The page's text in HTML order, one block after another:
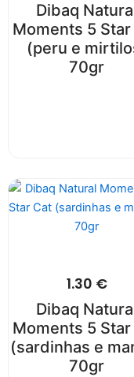
Dibaq
Moments 5 Star
(peru e
70gr
1.30 €
Dibaq
Moments 5 Star
(sardinhas e
70gr